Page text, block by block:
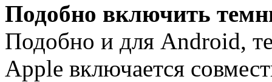
Подобно включить
Подобно и для Android,
Apple включается